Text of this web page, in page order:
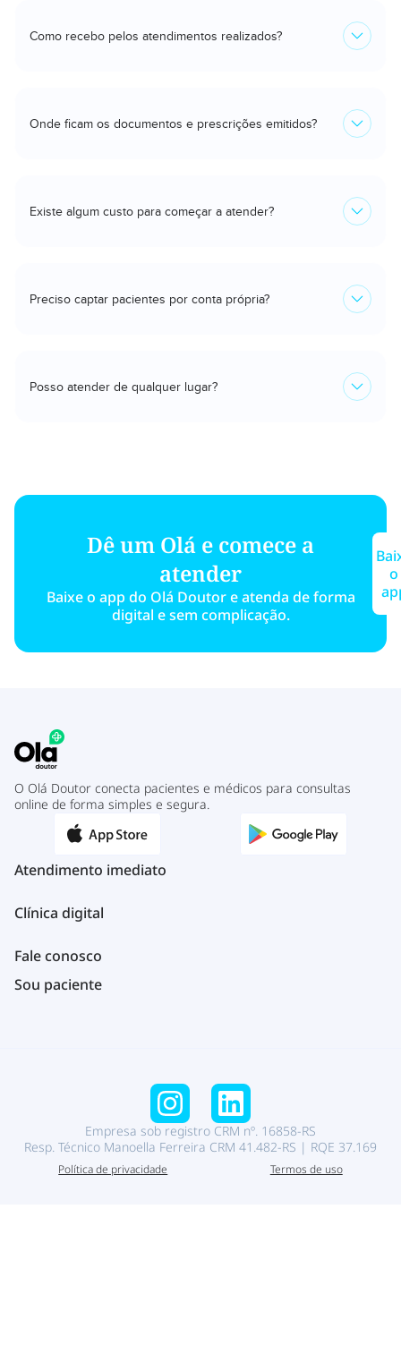
Como recebo pelos atendimentos realizados?
Onde ficam os documentos e prescrições emitidos?
Existe algum custo para começar a atender?
Preciso captar pacientes por conta própria?
Posso atender de qualquer lugar?
Dê um Olá e comece a
atender
Baixe o app do Olá Doutor e atenda de forma
digital e sem complicação.
o
O Olá Doutor conecta pacientes e médicos para consultas
online de forma simples e segura.
Atendimento imediato
Clínica digital
Fale conosco
Sou paciente
Política de privacidade Termos de uso
Empresa sob registro CRM nº. 16858-RS
Resp. Técnico Manoella Ferreira CRM 41.482-RS | RQE 37.169